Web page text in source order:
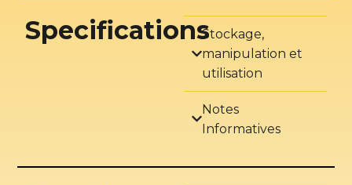
SpecificationsStockage,
manipulation et
utilisation
Notes
Informatives